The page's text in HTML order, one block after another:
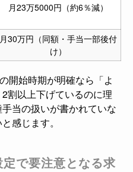
月23万5000円（約6％減）
月30万円（同額・手当一部後付
け）
開始時期が明確なら「よ
割以上下げているのに理
当の扱いが書かれていな
感じます。
で要注意となる求